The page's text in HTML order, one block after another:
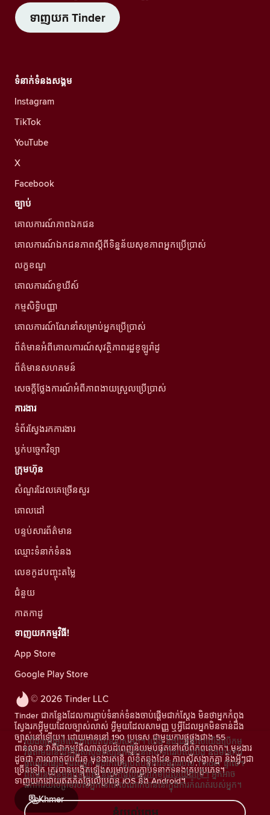
ទាញយក Tinder
© 2026 Tinder LLC
Tinder ជាកន្លែងដែលការភ្ជាប់ទំនាក់ទំនងចាប់ផ្តើមជាក់ស្តែង មិនថាអ្នកកំពុង
ស្វែងរកអ្វីមួយដែលច្បាស់លាស់ អ្វីមួយដែលសាមញ្ញ ឬអ្វីដែលអ្នកមិនទាន់ដឹង
ច្បាស់នៅឡើយ។ ដោយមាននៅ 190 ប្រទេស ជាមួយការផ្គូផ្គងជាង 55
ពាន់លាន វាគឺជាកម្មវិធីណាត់ជួបដ៏ពេញនិយមបំផុតនៅលើពិភពលោក។ មុខងារ
ដូចជា ការណាត់ជួបពីរគូ មុខងារតន្រ្តី លិខិតឆ្លងដែន ភាពស៊ីសង្វាក់គ្នា និងអ្វីៗជា
ច្រើនទៀត ត្រូវបានបង្កើតឡើងសម្រាប់ការភ្ជាប់ទំនាក់ទំនងគ្រប់ប្រភេទ។
ទាញយកដោយឥតគិតថ្លៃលើប្រព័ន្ធ iOS និង Android។
Khmer
ទំនាក់ទំនងសង្គម
Instagram
TikTok
YouTube
X
Facebook
ច្បាប់
គោលការណ៍ភាពឯកជន
គោលការណ៍ឯកជនភាពស្ដីពីទិន្នន័យសុខភាពអ្នកប្រើប្រាស់
លក្ខខណ្ឌ
គោលការណ៍ខូឃីស៍
កម្មសិទ្ធិបញ្ញា
គោលការណ៍ណែនាំសម្រាប់អ្នកប្រើប្រាស់
ព័ត៌មានអំពីគោលការណ៍សុវត្ថិភាពរដ្ឋខូឡូរ៉ាដូ
ព័ត៌មានសហគមន៍
សេចក្តីថ្លែងការណ៍អំពីភាពងាយស្រួលប្រើប្រាស់
ការងារ
ទំព័រស្វែងរកការងារ
ប្លក់បច្ចេកវិទ្យា
ក្រុមហ៊ុន
សំណួរដែលគេច្រើនសួរ
គោលដៅ
បន្ទប់សារព័ត៌មាន
ឈ្មោះទំនាក់ទំនង
លេខកូដបញ្ចុះតម្លៃ
ជំនួយ
កាតកាដូ
ទាញយកកម្មវិធី!
App Store
Google Play Store
យើងឲ្យតម្លៃចំពោះភាពឯកជនរបស់អ្នក។ យើង និងដៃគូរបស់យើងប្រើកម្ម
វិធីតាមដានដើម្បីវាស់ស្ទង់ទស្សនិកជននៃគេហទំព័ររបស់យើង និងមានការ
ផ្តល់ជូនផ្សេងៗដល់អ្នក និងកែលម្អប្រតិបត្តិការទីផ្សាររបស់ Tinder ផ្ទាល់។
ព័ត៌មានបន្ថែមអំពីខូឃីស៍ និងអ្នកផ្តល់សេវាកម្មដែលយើងប្រើ។ អ្នកអាច
ដកការយល់ព្រមរបស់អ្នកនៅពេលណាក៏បាននៅក្នុងការកំណត់របស់អ្នក។